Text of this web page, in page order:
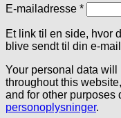
E-mailadresse *
Et link til en side, hvor
blive sendt til din e-
Your personal data
throughout this
and for other purposes
personoplysninger.